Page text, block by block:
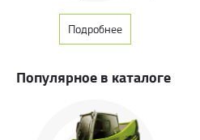
Подробнее
Популярное в каталоге